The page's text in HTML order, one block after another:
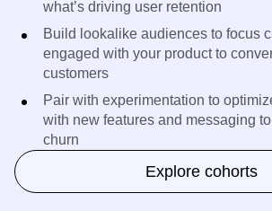
what’s driving user retention
Build lookalike audiences to focus
engaged with your product to
customers
Pair with experimentation to
with new features and messaging
churn
Explore cohorts